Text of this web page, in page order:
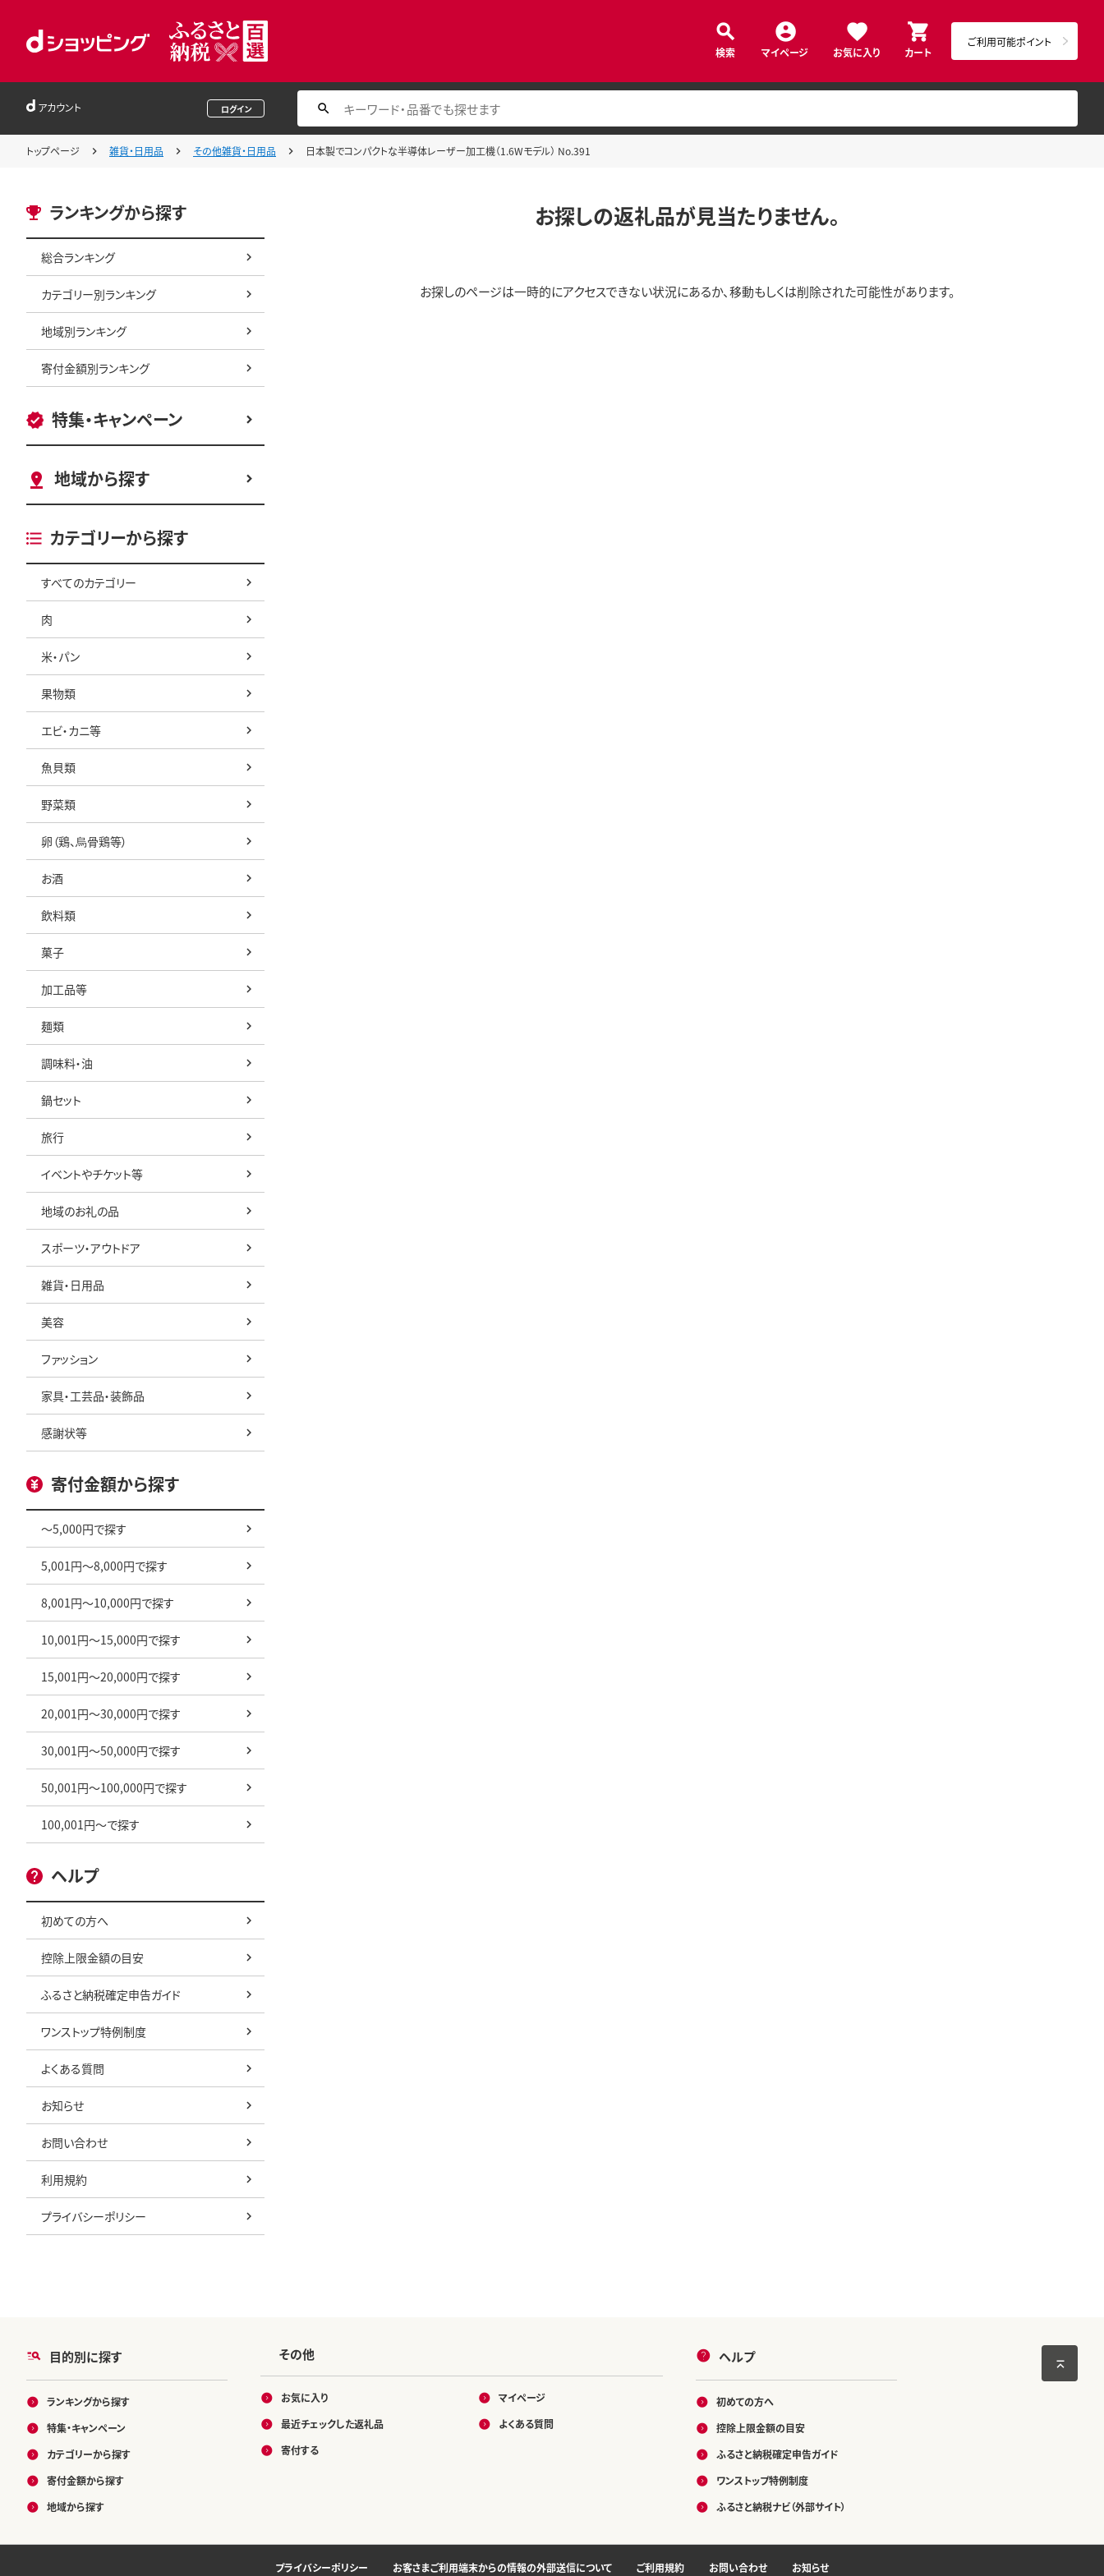
検索 マイページ お気に入り カート
ご利用可能ポイント
アカウント ログイン
トップページ 雑貨・日用品 その他雑貨・日用品 日本製でコンパクトな半導体レーザー加工機（1.6Wモデル） No.391
ランキングから探す
総合ランキング
カテゴリー別ランキング
地域別ランキング
寄付金額別ランキング
特集・キャンペーン
地域から探す
カテゴリーから探す
すべてのカテゴリー
肉
米・パン
果物類
エビ・カニ等
魚貝類
野菜類
卵（鶏、烏骨鶏等）
お酒
飲料類
菓子
加工品等
麺類
調味料・油
鍋セット
旅行
イベントやチケット等
地域のお礼の品
スポーツ・アウトドア
雑貨・日用品
美容
ファッション
家具・工芸品・装飾品
感謝状等
寄付金額から探す
～5,000円で探す
5,001円～8,000円で探す
8,001円～10,000円で探す
10,001円～15,000円で探す
15,001円～20,000円で探す
20,001円～30,000円で探す
30,001円～50,000円で探す
50,001円～100,000円で探す
100,001円～で探す
ヘルプ
初めての方へ
控除上限金額の目安
ふるさと納税確定申告ガイド
ワンストップ特例制度
よくある質問
お知らせ
お問い合わせ
利用規約
プライバシーポリシー
お探しの返礼品が見当たりません。
お探しのページは一時的にアクセスできない状況にあるか、移動もしくは削除された可能性があります。
目的別に探す
ランキングから探す
特集・キャンペーン
カテゴリーから探す
寄付金額から探す
地域から探す
その他
お気に入り
最近チェックした返礼品
寄付する
マイページ
よくある質問
ヘルプ
初めての方へ
控除上限金額の目安
ふるさと納税確定申告ガイド
ワンストップ特例制度
ふるさと納税ナビ（外部サイト）
プライバシーポリシー お客さまご利用端末からの情報の外部送信について ご利用規約 お問い合わせ お知らせ